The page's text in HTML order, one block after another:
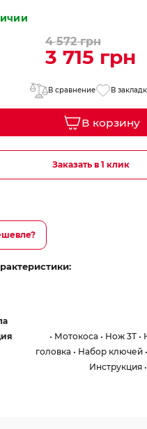
4 572 грн
3 715 грн
В сравнение В
В корзину
Заказать в 1 клик
• Мотокоса • Нож 3T
головка • Набор ключей
Инструкция